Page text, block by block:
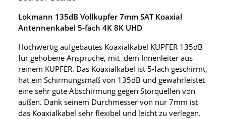
Lokmann 135dB Vollkupfer 7mm SAT Koaxial
Antennenkabel 5-fach 4K 8K UHD
Hochwertig aufgebautes Koaxialkabel KUPFER 135dB
für gehobene Ansprüche, mit dem Innenleiter aus
reinem KUPFER. Das Koaxialkabel ist 5-fach geschirmt,
hat ein Schirmungsmaß von 135dB und gewährleistet
eine sehr gute Abschirmung gegen Störquellen von
außen. Dank seinem Durchmesser von nur 7mm ist
das Koaxialkabel sehr flexibel und leicht zu verlegen.